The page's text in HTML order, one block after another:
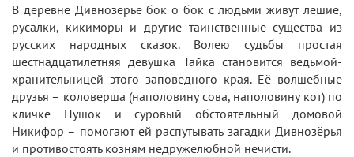
В деревне Дивнозёрье бок о бок с людьми живут лешие,
русалки, кикиморы и другие таинственные существа из
русских народных сказок. Волею судьбы простая
шестнадцатилетняя девушка Тайка становится ведьмой-
хранительницей этого заповедного края. Её волшебные
друзья – коловерша (наполовину сова, наполовину кот) по
кличке Пушок и суровый обстоятельный домовой
Никифор – помогают ей распутывать загадки Дивнозёрья
и противостоять козням недружелюбной нечисти.